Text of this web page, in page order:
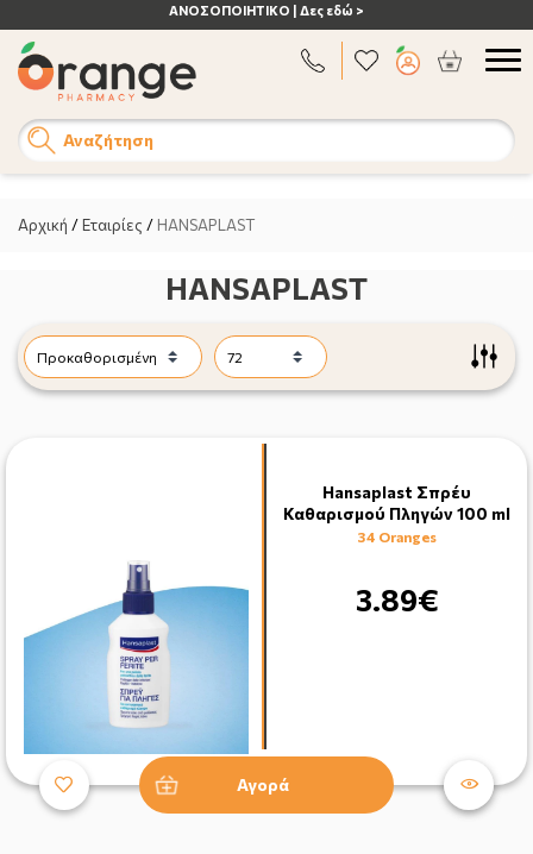
ΑΝΟΣΟΠΟΙΗΤΙΚΟ | Δες εδώ >
Αναζήτηση
Αρχική /Εταιρίες / HANSAPLAST
HANSAPLAST
Hansaplast Σπρέυ
Καθαρισμού Πληγών 100 ml
34 Oranges
3.89€
Αγορά